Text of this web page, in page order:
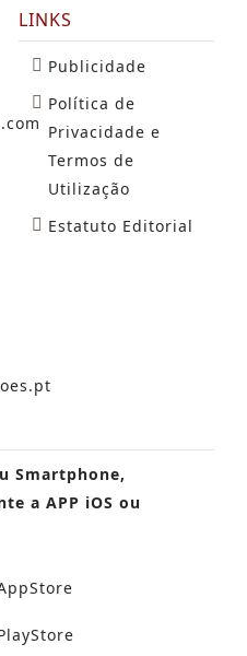
LINKS
Publicidade
Política de
Privacidade e
Termos de
Utilização
Estatuto Editorial
Smartphone,
a APP iOS ou